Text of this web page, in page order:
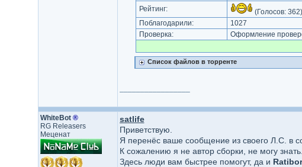
Рейтинг: (Голосов: 362)
Поблагодарили:
1027
Проверка:
Оформление
Список файлов в торренте
WhiteBot ®
RG Releasers
Меценат
satlife
Приветствую.
Я перенёс ваше сообщение из своего Л.С. в
К сожалению я не автор сборки, не могу
Здесь люди вам быстрее помогут, да и